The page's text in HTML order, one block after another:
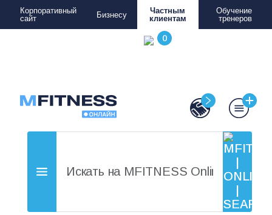
Корпоративный
сайт
Бизнесу
Частным
клиентам
Обучение
тренеров